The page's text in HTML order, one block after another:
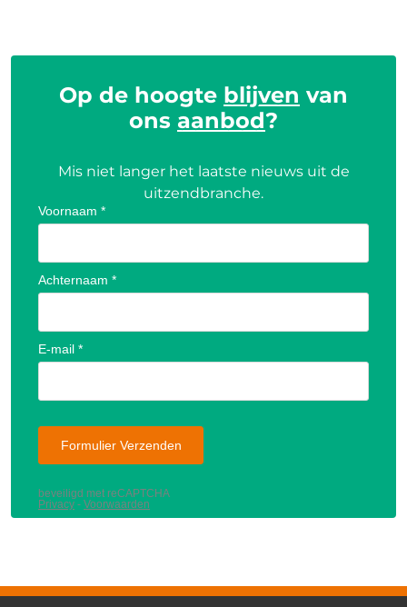
Op de hoogte blijven van
ons aanbod?
Mis niet langer het laatste nieuws uit de
uitzendbranche.